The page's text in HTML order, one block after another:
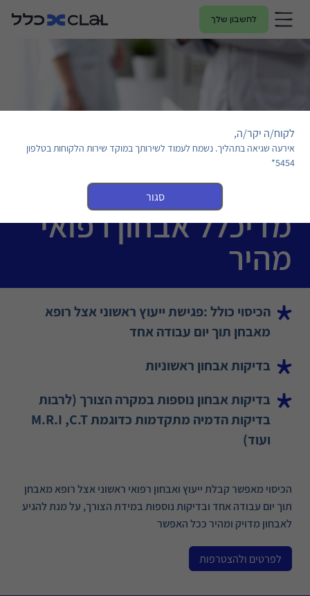
לחשבון שלך
מדיכלל אבחון רפואי
מהיר
הכיסוי כולל :פגישת ייעוץ ראשוני אצל רופא
מאבחן תוך יום עבודה אחד
בדיקות אבחון ראשוניות
בדיקות אבחון נוספות במקרה הצורך (לרבות
בדיקות הדמיה מתקדמות כדוגמת M.R.I ,C.T
ועוד)
הכיסוי מאפשר קבלת ייעוץ ואבחון רפואי ראשוני אצל רופא מאבחן
תוך יום עבודה אחד ובדיקות נוספות במידת הצורך, על מנת להגיע
לאבחון מדויק ומהיר ככל האפשר
לפרטים ולהצטרפות
לקוח/ה יקר/ה,
אירעה שגיאה בתהליך. נשמח לעמוד לשירותך במוקד שירות הלקוחות בטלפון
5454*
סגור